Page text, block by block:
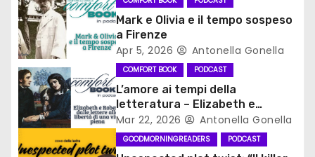
a
r
t
i
Mark e Olivia e il tempo sospeso
a Firenze
Apr 5, 2026 Antonella Gonella
COMFORT BOOK PODCAST
L’amore ai tempi della
letteratura – Elizabeth e
Robert, dalle lettere alla libertà
di una vita piena
Mar 22, 2026 Antonella Gonella
GOODMORNINGREADERS PODCAST